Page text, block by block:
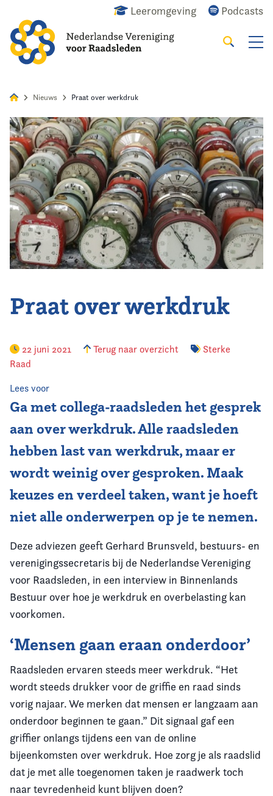
Leeromgeving Podcasts
Zoeken
Home
Agenda
Nieuws
Opleiding
Kennis & Informatie
Vereniging
Nieuws Praat over werkdruk
Praat over werkdruk
22 juni 2021 Terug naar overzicht
Sterke
Raad
Lees voor
Ga met collega-raadsleden het gesprek
aan over werkdruk. Alle raadsleden
hebben last van werkdruk, maar er
wordt weinig over gesproken. Maak
keuzes en verdeel taken, want je hoeft
niet alle onderwerpen op je te nemen.
Deze adviezen geeft Gerhard Brunsveld, bestuurs- en
verenigingssecretaris bij de Nederlandse Vereniging
voor Raadsleden, in een interview in Binnenlands
Bestuur over hoe je werkdruk en overbelasting kan
voorkomen.
‘Mensen gaan eraan onderdoor’
Raadsleden ervaren steeds meer werkdruk. “Het
wordt steeds drukker voor de griffie en raad sinds
vorig najaar. We merken dat mensen er langzaam aan
onderdoor beginnen te gaan.” Dit signaal gaf een
griffier onlangs tijdens een van de online
bijeenkomsten over werkdruk. Hoe zorg je als raadslid
dat je met alle toegenomen taken je raadwerk toch
naar tevredenheid kunt blijven doen?